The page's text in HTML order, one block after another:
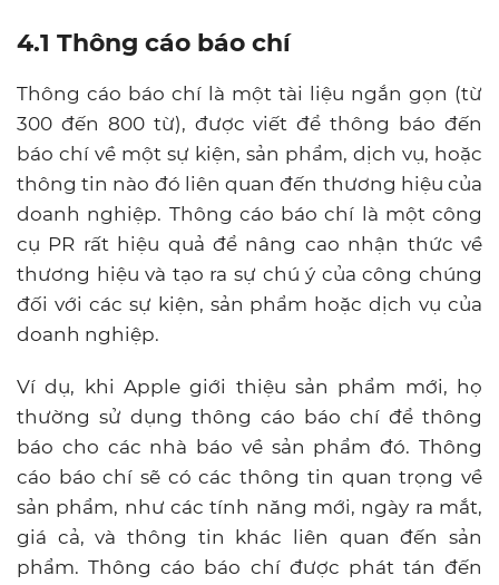
4.1 Thông cáo báo chí
Thông cáo báo chí là một tài liệu ngắn gọn (từ
300 đến 800 từ), được viết để thông báo đến
báo chí về một sự kiện, sản phẩm, dịch vụ, hoặc
thông tin nào đó liên quan đến thương hiệu của
doanh nghiệp. Thông cáo báo chí là một công
cụ PR rất hiệu quả để nâng cao nhận thức về
thương hiệu và tạo ra sự chú ý của công chúng
đối với các sự kiện, sản phẩm hoặc dịch vụ của
doanh nghiệp.
Ví dụ, khi Apple giới thiệu sản phẩm mới, họ
thường sử dụng thông cáo báo chí để thông
báo cho các nhà báo về sản phẩm đó. Thông
cáo báo chí sẽ có các thông tin quan trọng về
sản phẩm, như các tính năng mới, ngày ra mắt,
giá cả, và thông tin khác liên quan đến sản
phẩm. Thông cáo báo chí được phát tán đến